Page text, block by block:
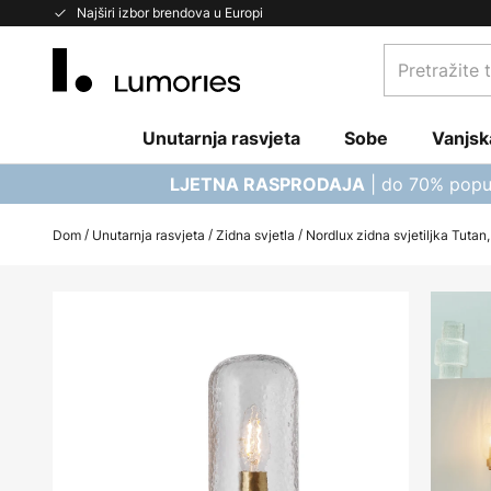
Najširi izbor brendova u Europi
Skip
Pretražite
trgovinu...
Unutarnja rasvjeta Sobe
LJETNA RASPRODAJA | do 70%
Dom Unutarnja rasvjeta Zidna svjetla Nordlux zidna svjetiljka